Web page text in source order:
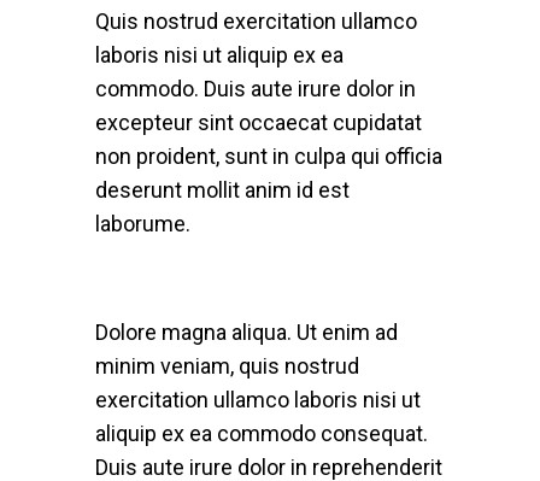
Quis nostrud exercitation ullamco
laboris nisi ut aliquip ex ea
commodo. Duis aute irure dolor in
excepteur sint occaecat cupidatat
non proident, sunt in culpa qui officia
deserunt mollit anim id est
laborume.
Dolore magna aliqua. Ut enim ad
minim veniam, quis nostrud
exercitation ullamco laboris nisi ut
aliquip ex ea commodo consequat.
Duis aute irure dolor in reprehenderit